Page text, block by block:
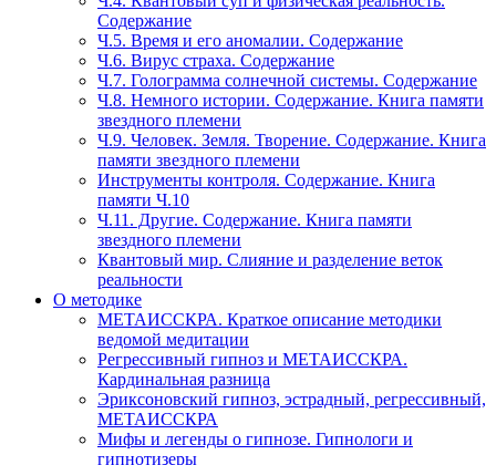
Содержание
Ч.5. Время и его аномалии. Содержание
Ч.6. Вирус страха. Содержание
Ч.7. Голограмма солнечной системы. Содержание
Ч.8. Немного истории. Содержание. Книга памяти
звездного племени
Ч.9. Человек. Земля. Творение. Содержание. Книга
памяти звездного племени
Инструменты контроля. Содержание. Книга
памяти Ч.10
Ч.11. Другие. Содержание. Книга памяти
звездного племени
Квантовый мир. Слияние и разделение веток
реальности
О методике
МЕТАИССКРА. Краткое описание методики
ведомой медитации
Регрессивный гипноз и МЕТАИССКРА.
Кардинальная разница
Эриксоновский гипноз, эстрадный, регрессивный,
МЕТАИССКРА
Мифы и легенды о гипнозе. Гипнологи и
гипнотизеры